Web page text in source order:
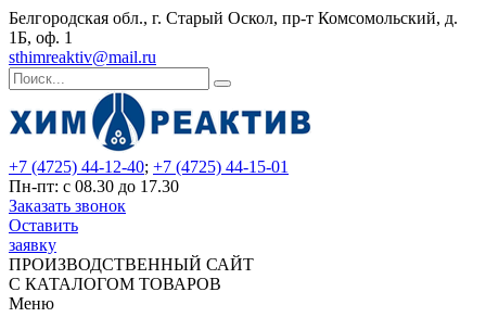
Белгородская обл., г. Старый Оскол, пр-т Комсомольский, д.
1Б, оф. 1
sthimreaktiv@mail.ru
+7 (4725) 44-12-40; +7 (4725) 44-15-01
Пн-пт: с 08.30 до 17.30
Заказать звонок
Оставить
заявку
ПРОИЗВОДСТВЕННЫЙ САЙТ
С КАТАЛОГОМ ТОВАРОВ
Меню